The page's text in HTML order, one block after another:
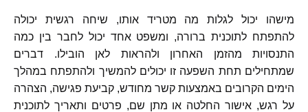
מישהו יכול לגלות מה מטריד אותו, שיחה רגשית יכולה
להתפתח לתוכנית ברורה, ומשפט אחד יכול לחבר בין כמה
התנסויות מהזמן האחרון ולהראות לאן הובילו. דברים
שמתחילים תחת השפעה זו יכולים להמשיך ולהתפתח במהלך
הימים הקרובים באמצעות קשר מחודש, קביעת פגישה, הצהרה
על רגש, אישור החלטה או מתן שם, פרטים ותאריך לתוכנית